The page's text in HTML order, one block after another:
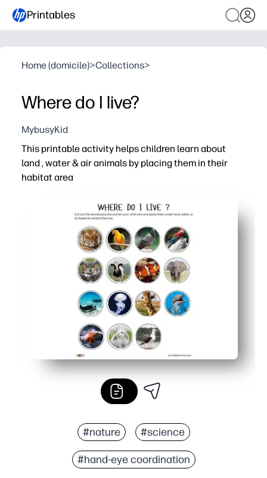
Printables
Home (domicile)>Collections>
Where do I live?
MybusyKid
This printable activity helps children learn about
land , water & air animals by placing them in their
habitat area
#nature #science
#hand-eye coordination